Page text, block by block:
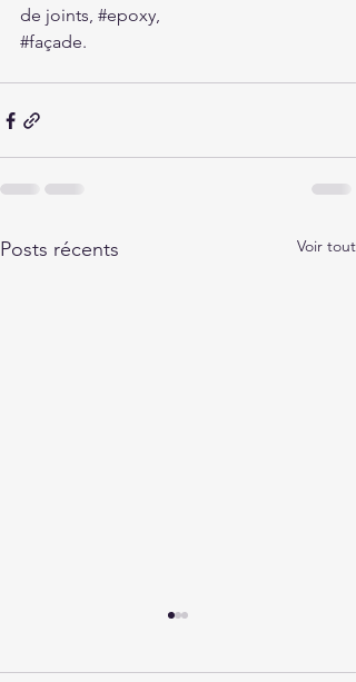
de joints, #epoxy,
#façade.
Posts récents Voir tout